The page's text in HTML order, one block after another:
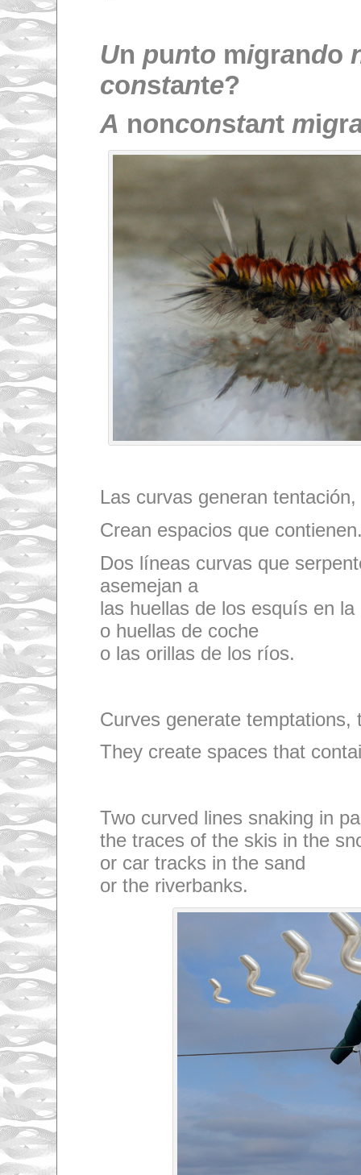
Un punto migrando
constante?
A nonconstant migr
Las curvas generan
Crean espacios que
Dos líneas curvas que
asemejan a
las huellas de los esquís en la
o huellas de coche
o las orillas de los ríos.
Curves generate
They create spaces that
Two curved lines snaking in
the traces of the skis in the
or car tracks in the sand
or the riverbanks.